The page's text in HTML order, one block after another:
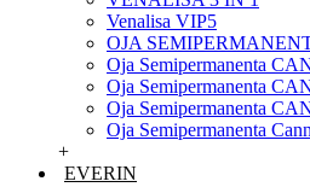
Venalisa VIP5
OJA
Oja Semipermanenta
Oja Semipermanenta
Oja Semipermanenta
Oja Semipermanenta
+
EVERIN